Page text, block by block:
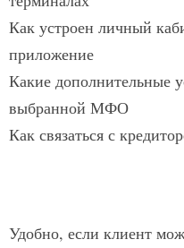
Как устроен личный
приложение
Какие дополнительные
выбранной МФО
Как связаться с
Удобно, если клиент